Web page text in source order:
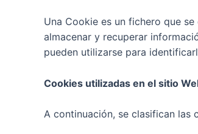
Una Cookie es un fichero que
almacenar y recuperar
pueden utilizarse para
Cookies utilizadas en el sitio
A continuación, se clasifican las